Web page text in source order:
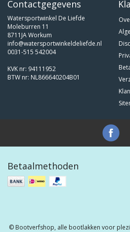
Contactgegevens
Watersportwinkel De Liefde
Moleburren 11
8711JA Workum
info@watersportwinkeldeliefde.nl
0031-515 542004
KVK nr: 94111952
BTW nr: NL866640204B01
Betaalmethoden
© Bootverfshop, alle bootlakken voor